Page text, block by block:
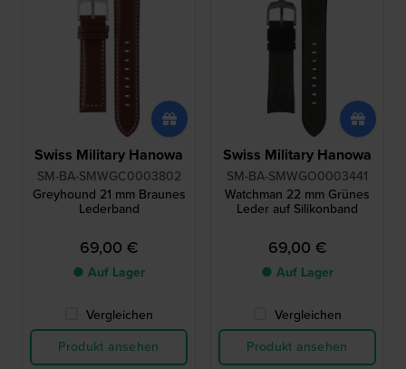
Swiss Military Hanowa
SM-BA-SMWGC0003802
Greyhound 21 mm Braunes
Lederband
69,00 €
● Auf Lager
Vergleichen
Produkt ansehen
Swiss Military Hanowa
SM-BA-SMWGO0003441
Watchman 22 mm Grünes
Leder auf Silikonband
69,00 €
● Auf Lager
Vergleichen
Produkt ansehen